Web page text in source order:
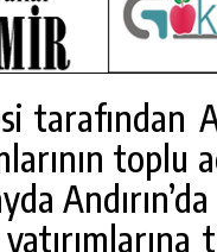
tarafından
toplu